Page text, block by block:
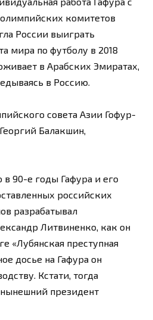
комитетов
России выиграть
мира по футболу в 2018
в Арабских Эмиратах,
в Россию.
совета Азии Гофур-
Балакшин,
в 90-е годы Гафура и его
российских
разрабатывал
Литвиненко, как он
«Лубянская преступная
досье на Гафура он
Кстати, тогда
президент